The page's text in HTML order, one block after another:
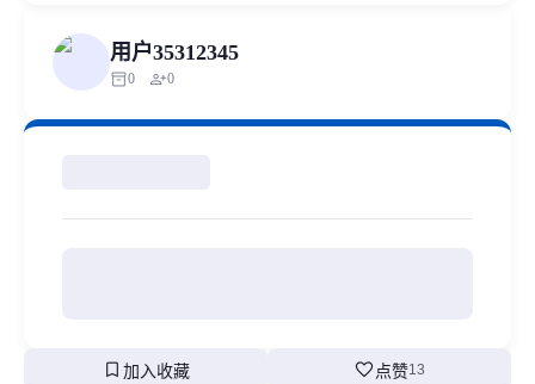
用户35312345
inventory_20 person_add0
bookmark 加入收藏 favorite 点赞13